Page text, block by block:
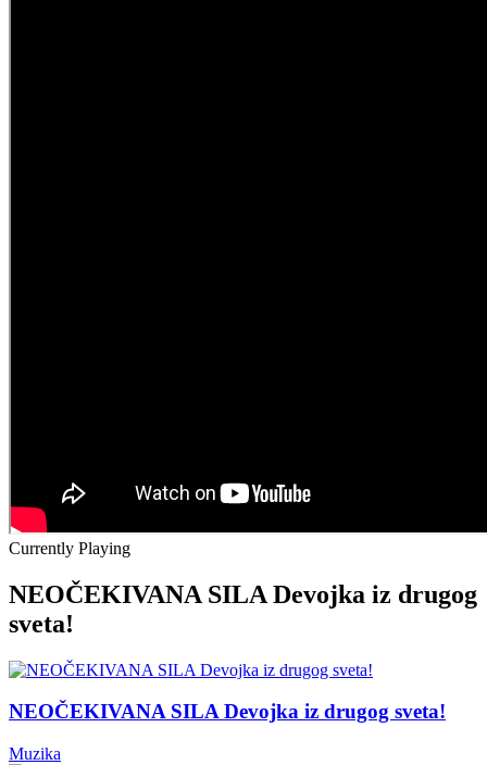
Currently Playing
NEOČEKIVANA SILA Devojka iz drugog
sveta!
NEOČEKIVANA SILA Devojka iz drugog sveta!
Muzika